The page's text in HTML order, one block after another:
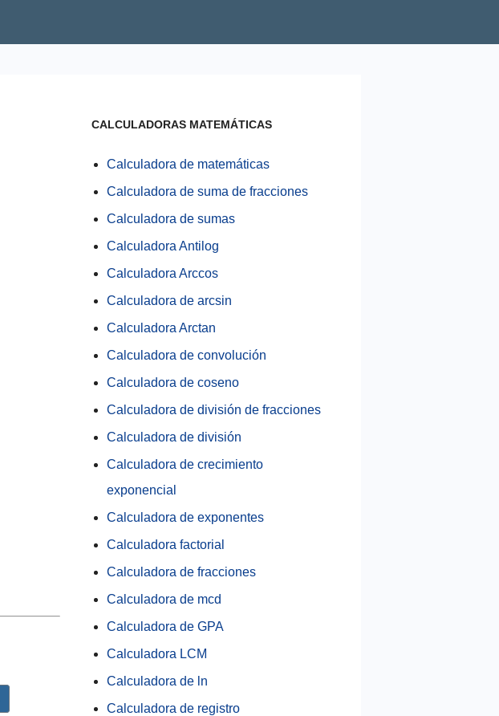
CALCULADORAS MATEMÁTICAS
Calculadora de matemáticas
Calculadora de suma de fracciones
Calculadora de sumas
Calculadora Antilog
Calculadora Arccos
Calculadora de arcsin
Calculadora Arctan
Calculadora de convolución
Calculadora de coseno
Calculadora de división de fracciones
Calculadora de división
Calculadora de crecimiento
exponencial
Calculadora de exponentes
Calculadora factorial
Calculadora de fracciones
Calculadora de mcd
Calculadora de GPA
Calculadora LCM
Calculadora de ln
Calculadora de registro